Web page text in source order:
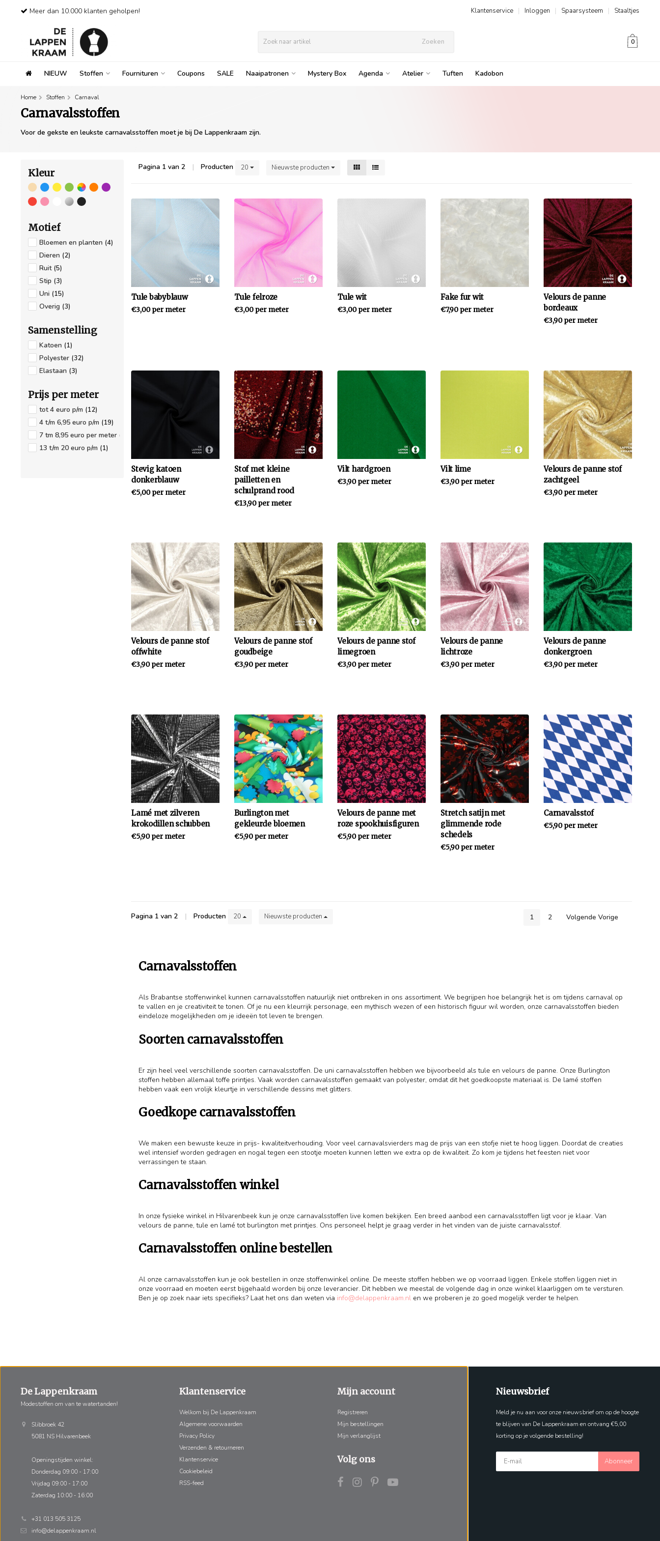
Meer dan 10.000 klanten geholpen! Staaltjes
|
Spaarsysteem
|
Inloggen
|
Klantenservice
Zoeken 0
NIEUW Stoffen Fournituren Coupons SALE Naaipatronen Mystery Box Agenda Atelier Tuften Kadobon
Home Stoffen Carnaval
Carnavalsstoffen
Voor de gekste en leukste carnavalsstoffen moet je bij De Lappenkraam zijn.
Kleur
Motief
Bloemen en planten (4)
Dieren (2)
Ruit (5)
Stip (3)
Uni (15)
Overig (3)
Samenstelling
Katoen (1)
Polyester (32)
Elastaan (3)
Prijs per meter
tot 4 euro p/m (12)
4 t/m 6,95 euro p/m (19)
7 tm 8,95 euro per meter (1)
13 t/m 20 euro p/m (1)
Pagina 1 van 2 | Producten 20 Nieuwste producten
Tule babyblauw
€3,00 per meter
Tule felroze
€3,00 per meter
Tule wit
€3,00 per meter
Fake fur wit
€7,90 per meter
Velours de panne
bordeaux
€3,90 per meter
Stevig katoen
donkerblauw
€5,00 per meter
Stof met kleine
pailletten en
schulprand rood
€13,90 per meter
Vilt hardgroen
€3,90 per meter
Vilt lime
€3,90 per meter
Velours de panne stof
zachtgeel
€3,90 per meter
Velours de panne stof
offwhite
€3,90 per meter
Velours de panne stof
goudbeige
€3,90 per meter
Velours de panne stof
limegroen
€3,90 per meter
Velours de panne
lichtroze
€3,90 per meter
Velours de panne
donkergroen
€3,90 per meter
Lamé met zilveren
krokodillen schubben
€5,90 per meter
Burlington met
gekleurde bloemen
€5,90 per meter
Velours de panne met
roze spookhuisfiguren
€5,90 per meter
Stretch satijn met
glimmende rode
schedels
€5,90 per meter
Carnavalsstof
€5,90 per meter
Pagina 1 van 2 | Producten 20 Nieuwste producten 1 2 Volgende Vorige
Carnavalsstoffen
Als Brabantse stoffenwinkel kunnen carnavalsstoffen natuurlijk niet ontbreken in ons assortiment. We begrijpen hoe belangrijk het is om tijdens carnaval op
te vallen en je creativiteit te tonen. Of je nu een kleurrijk personage, een mythisch wezen of een historisch figuur wil worden, onze carnavalsstoffen bieden
eindeloze mogelijkheden om je ideeën tot leven te brengen.
Soorten carnavalsstoffen
Er zijn heel veel verschillende soorten carnavalsstoffen. De uni carnavalsstoffen hebben we bijvoorbeeld als tule en velours de panne. Onze Burlington
stoffen hebben allemaal toffe printjes. Vaak worden carnavalsstoffen gemaakt van polyester, omdat dit het goedkoopste materiaal is. De lamé stoffen
hebben vaak een vrolijk kleurtje in verschillende dessins met glitters.
Goedkope carnavalsstoffen
We maken een bewuste keuze in prijs- kwaliteitverhouding. Voor veel carnavalsvierders mag de prijs van een stofje niet te hoog liggen. Doordat de creaties
wel intensief worden gedragen en nogal tegen een stootje moeten kunnen letten we extra op de kwaliteit. Zo kom je tijdens het feesten niet voor
verrassingen te staan.
Carnavalsstoffen winkel
In onze fysieke winkel in Hilvarenbeek kun je onze carnavalsstoffen live komen bekijken. Een breed aanbod een carnavalsstoffen ligt voor je klaar. Van
velours de panne, tule en lamé tot burlington met printjes. Ons personeel helpt je graag verder in het vinden van de juiste carnavalsstof.
Carnavalsstoffen online bestellen
Al onze carnavalsstoffen kun je ook bestellen in onze stoffenwinkel online. De meeste stoffen hebben we op voorraad liggen. Enkele stoffen liggen niet in
onze voorraad en moeten eerst bijgehaald worden bij onze leverancier. Dit hebben we meestal de volgende dag in onze winkel klaarliggen om te versturen.
Ben je op zoek naar iets specifieks? Laat het ons dan weten via info@delappenkraam.nl en we proberen je zo goed mogelijk verder te helpen.
De Lappenkraam
Modestoffen om van te watertanden!
Slibbroek 42
5081 NS Hilvarenbeek
Openingstijden winkel:
Donderdag 09:00 - 17:00
Vrijdag 09:00 - 17:00
Zaterdag 10:00 - 16:00
+31 013 505 3125
info@delappenkraam.nl
Klantenservice
Welkom bij De Lappenkraam
Algemene voorwaarden
Privacy Policy
Verzenden & retourneren
Klantenservice
Cookiebeleid
RSS-feed
Mijn account
Registreren
Mijn bestellingen
Mijn verlanglijst
Volg ons
Nieuwsbrief
Meld je nu aan voor onze nieuwsbrief om op de hoogte
te blijven van De Lappenkraam en ontvang €5,00
korting op je volgende bestelling!
Abonneer